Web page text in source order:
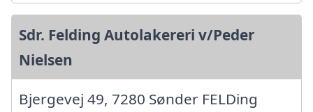
Sdr. Felding Autolakereri v/Peder
Nielsen
Bjergevej 49, 7280 Sønder FELDing